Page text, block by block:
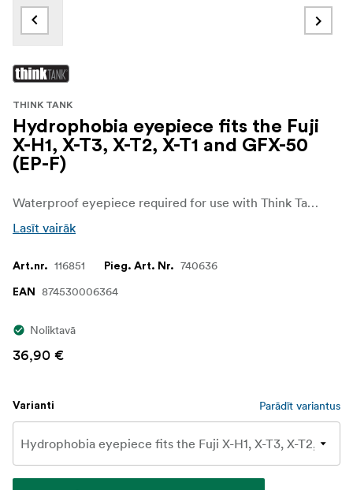
THINK TANK
Hydrophobia eyepiece fits the Fuji
X-H1, X-T3, X-T2, X-T1 and GFX-50
(EP-F)
Waterproof eyepiece required for use with Think Tank Photo Hydrophobia rain covers.
Lasīt vairāk
Art.nr. 116851 Pieg. Art. Nr. 740636
EAN 874530006364
Noliktavā
36,90 €
Varianti Parādīt variantus